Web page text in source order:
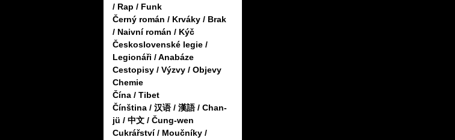
/ Rap / Funk
Černý román / Krváky / Brak
/ Naivní román / Kýč
Československé legie /
Legionáři / Anabáze
Cestopisy / Výzvy / Objevy
Chemie
Čína / Tibet
Čínština / 汉语 / 漢語 / Chan-
jü / 中文 / Čung-wen
Cukrářství / Moučníky /